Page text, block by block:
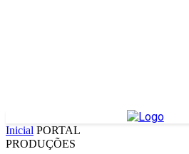
Inicial PORTAL
PRODUÇÕES